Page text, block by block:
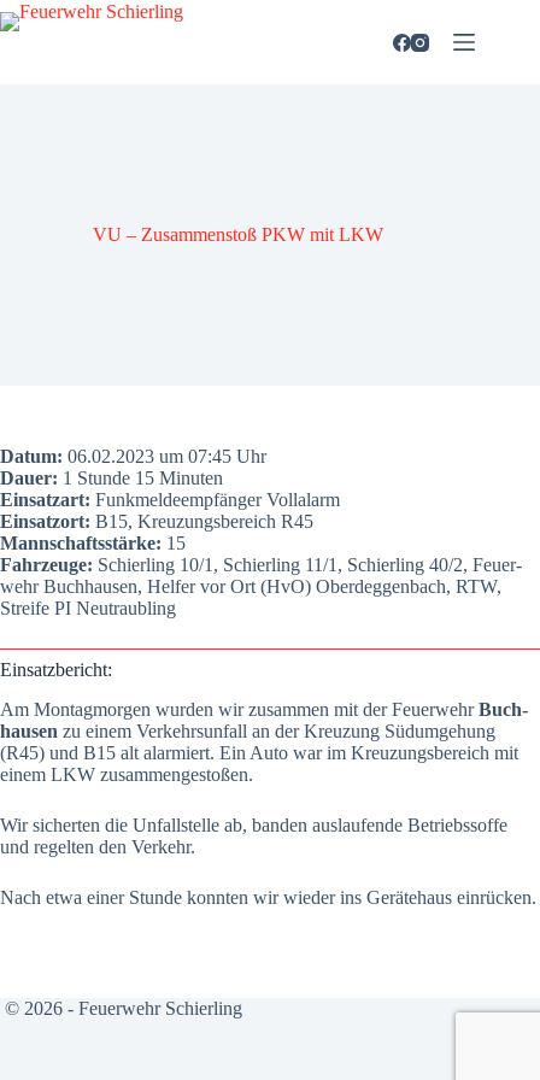
Zum
Inhalt
VU – Zusam­men­stoß PKW mit LKW
Datum: 06.02.2023 um 07:45 Uhr
Dau­er: 1 Stun­de 15 Minu­ten
Ein­satz­art: Funk­mel­de­emp­fän­ger Voll­alarm
Ein­satz­ort: B15, Kreu­zungs­be­reich R45
Mann­schafts­stär­ke: 15
Fahr­zeu­ge: Schier­ling 10/1, Schier­ling 11/1, Schier­ling 40/2, Feu­er­
wehr Buch­hau­sen, Hel­fer vor Ort (HvO) Oberdeg­gen­bach, RTW,
Strei­fe PI Neu­traub­ling
Ein­satz­be­richt:
Am Mon­tag­mor­gen wur­den wir zusam­men mit der Feu­er­wehrBuch­
hau­sen zu einem Ver­kehrs­un­fall an der Kreu­zung Süd­um­ge­hung
(R45) und B15 alt alar­miert. Ein Auto war im Kreu­zungs­be­reich mit
einem LKW zusam­men­ge­sto­ßen.
Wir sicher­ten die Unfall­stel­le ab, ban­den aus­lau­fen­de Betriebs­s­of­fe
und regel­ten den Ver­kehr.
Nach etwa einer Stun­de konn­ten wir wie­der ins Gerä­te­haus ein­rü­cken.
© 2026 - Feuerwehr Schierling